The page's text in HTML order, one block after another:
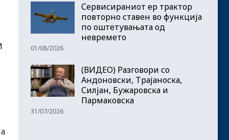
Сервисираниот ер трактор
повторно ставен во функција
по оштетувањата од
невремето
01/08/2026
(ВИДЕО) Разговори со
Андоновски, Трајаноска,
Силјан, Бужаровска и
Пармаковска
31/07/2026